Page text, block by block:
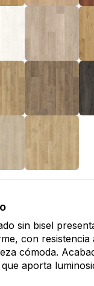
sin bisel
con resistencia
cómoda.
que aporta